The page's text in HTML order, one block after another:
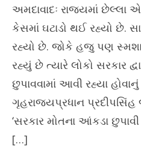
અમદાવાદઃ રાજ્યમાં છેલ્લા
કેસમાં ઘટાડો થઈ રહ્યો છે.
રહ્યો છે. જોકે હજુ પણ
રહ્યું છે ત્યારે લોકો સરકાર
છુપાવવામાં આવી રહ્યા
ગૃહરાજ્યપ્રધાન
‘સરકાર મોતના આંકડા
[…]